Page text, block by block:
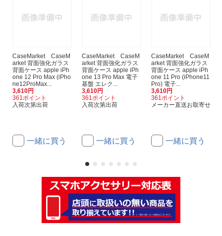
CaseMarket CaseM
arket 背面強化ガラス
背面ケース apple iPh
one 12 Pro Max (iPho
ne12ProMax...
3,610円
361ポイント
入荷次第出荷
一緒に買う
CaseMarket CaseM
arket 背面強化ガラス
背面ケース apple iPh
one 13 Pro Max 電子
基盤 エレク...
3,610円
361ポイント
入荷次第出荷
一緒に買う
CaseMarket CaseM
arket 背面強化ガラス
背面ケース apple iPh
one 11 Pro (iPhone11
Pro) 電子...
3,610円
361ポイント
メーカー直送お取寄せ
一緒に買う